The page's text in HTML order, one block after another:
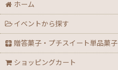
ホーム
イベントから探す
贈答菓子・プチスイート単品菓子
ショッピングカート